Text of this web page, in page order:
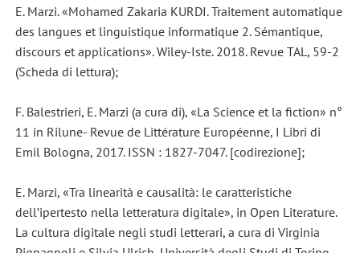
E. Marzi. «Mohamed Zakaria KURDI. Traitement automatique
des langues et linguistique informatique 2. Sémantique,
discours et applications». Wiley-Iste. 2018. Revue TAL, 59-2
(Scheda di lettura);
F. Balestrieri, E. Marzi (a cura di), «La Science et la fiction» n°
11 in Rilune- Revue de Littérature Européenne, I Libri di
Emil Bologna, 2017. ISSN : 1827-7047. [codirezione];
E. Marzi, «Tra linearità e causalità: le caratteristiche
dell’ipertesto nella letteratura digitale», in Open Literature.
La cultura digitale negli studi letterari, a cura di Virginia